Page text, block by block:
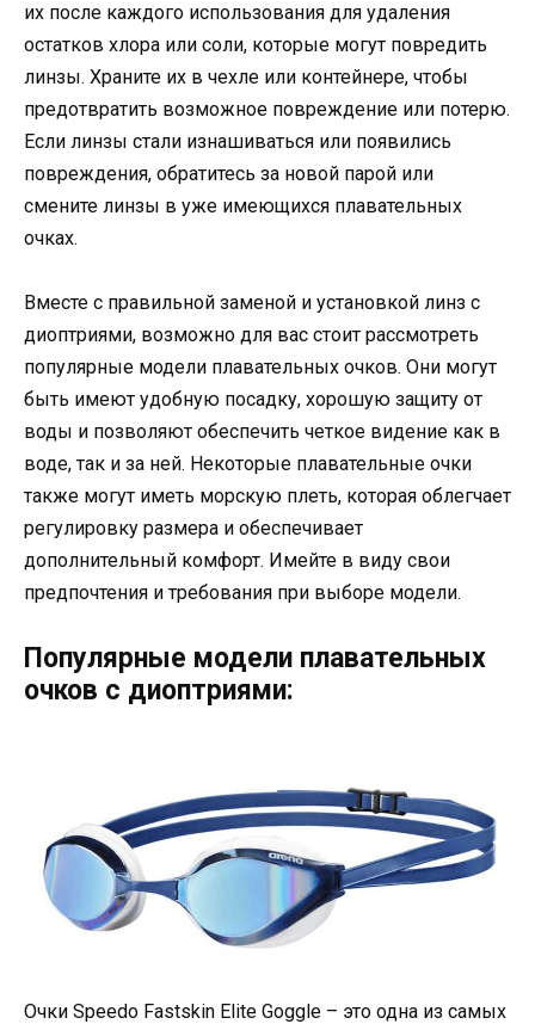
их после каждого использования для удаления
остатков хлора или соли, которые могут повредить
линзы. Храните их в чехле или контейнере, чтобы
предотвратить возможное повреждение или потерю.
Если линзы стали изнашиваться или появились
повреждения, обратитесь за новой парой или
смените линзы в уже имеющихся плавательных
очках.
Вместе с правильной заменой и установкой линз с
диоптриями, возможно для вас стоит рассмотреть
популярные модели плавательных очков. Они могут
быть имеют удобную посадку, хорошую защиту от
воды и позволяют обеспечить четкое видение как в
воде, так и за ней. Некоторые плавательные очки
также могут иметь морскую плеть, которая облегчает
регулировку размера и обеспечивает
дополнительный комфорт. Имейте в виду свои
предпочтения и требования при выборе модели.
Популярные модели плавательных
очков с диоптриями:
Очки Speedo Fastskin Elite Goggle – это одна из самых